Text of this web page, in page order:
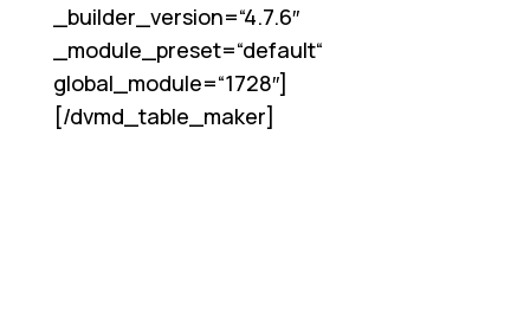
_builder_version=“4.7.6″
_module_preset=“default“
global_module=“1728″]
[/dvmd_table_maker]